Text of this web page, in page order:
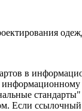
в
Если